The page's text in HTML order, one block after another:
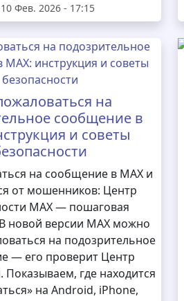
10 Фев. 2026 - 17:15
на
сообщение в
и советы
на сообщение в MAX и
от мошенников: Центр
MAX — пошаговая
новой версии MAX можно
на подозрительное
— его проверит Центр
Показываем, где находится
на Android, iPhone,